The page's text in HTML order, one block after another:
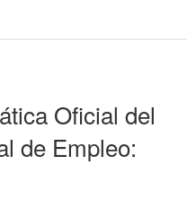
Oficial del
de Empleo: